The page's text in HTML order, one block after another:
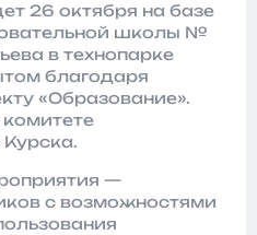
26 октября на базе
школы №
в технопарке
благодаря
«Образование».
—
с возможностями